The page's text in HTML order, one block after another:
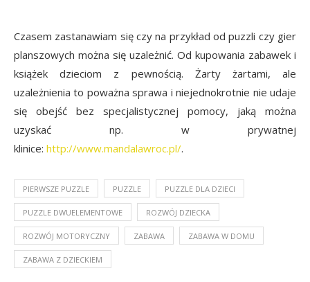
Czasem zastanawiam się czy na przykład od puzzli czy gier
planszowych można się uzależnić. Od kupowania zabawek i
książek dzieciom z pewnością. Żarty żartami, ale
uzależnienia to poważna sprawa i niejednokrotnie nie udaje
się obejść bez specjalistycznej pomocy, jaką można
uzyskać np. w prywatnej
klinice: http://www.mandalawroc.pl/.
PIERWSZE PUZZLE PUZZLE PUZZLE DLA DZIECI
PUZZLE DWUELEMENTOWE ROZWÓJ DZIECKA
ROZWÓJ MOTORYCZNY ZABAWA ZABAWA W DOMU
ZABAWA Z DZIECKIEM